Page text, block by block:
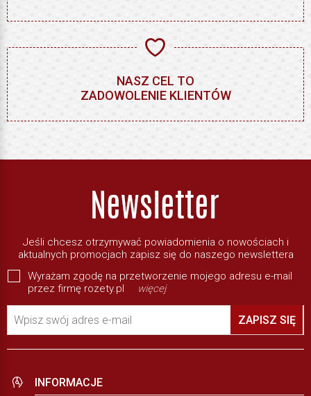
NASZ CEL TO
ZADOWOLENIE KLIENTÓW
Jeśli chcesz otrzymywać powiadomienia o nowościach i
aktualnych promocjach zapisz się do naszego newslettera
Wyrażam zgodę na przetworzenie mojego adresu e-mail
przez firmę rozety.pl
więcej
Wpisz swój adres e-mail ZAPISZ SIĘ
INFORMACJE